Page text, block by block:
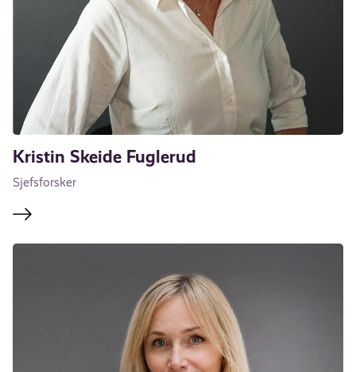
Kristin Skeide Fuglerud
Sjefsforsker